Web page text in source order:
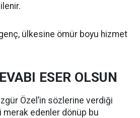
ülkesine ömür boyu hizmet
ESER OLSUN
Özel’in sözlerine verdiği
merak edenler dönüp bu